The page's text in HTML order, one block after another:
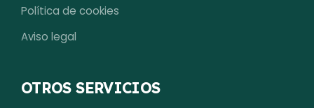
Política de cookies
Aviso legal
OTROS SERVICIOS